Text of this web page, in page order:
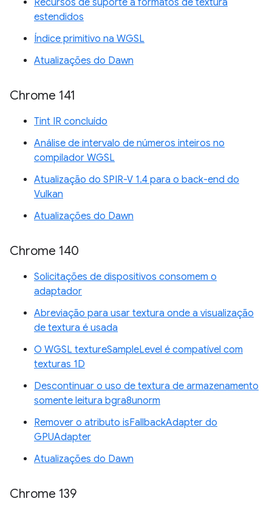
Recursos de suporte a formatos de textura
estendidos
Índice primitivo na WGSL
Atualizações do Dawn
Chrome 141
Tint IR concluído
Análise de intervalo de números inteiros no
compilador WGSL
Atualização do SPIR-V 1.4 para o back-end do
Vulkan
Atualizações do Dawn
Chrome 140
Solicitações de dispositivos consomem o
adaptador
Abreviação para usar textura onde a visualização
de textura é usada
O WGSL textureSampleLevel é compatível com
texturas 1D
Descontinuar o uso de textura de armazenamento
somente leitura bgra8unorm
Remover o atributo isFallbackAdapter do
GPUAdapter
Atualizações do Dawn
Chrome 139